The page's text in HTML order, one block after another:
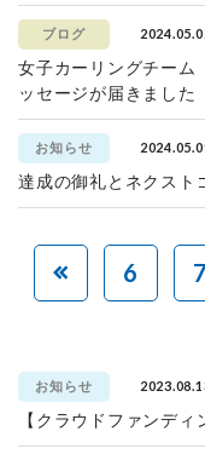
ブログ
女子カーリングチーム
ッセージが届きました
お知らせ
達成の御礼とネクスト
6 7
お知らせ
【クラウドファンディ